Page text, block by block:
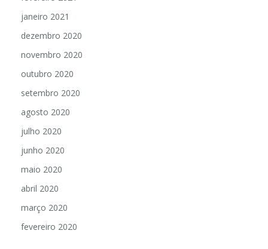
janeiro 2021
dezembro 2020
novembro 2020
outubro 2020
setembro 2020
agosto 2020
julho 2020
junho 2020
maio 2020
abril 2020
março 2020
fevereiro 2020